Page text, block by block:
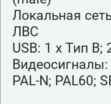
Локальная
ЛВС
USB: 1 x Тип B;
Видеосигналы:
PAL-N; PAL60;